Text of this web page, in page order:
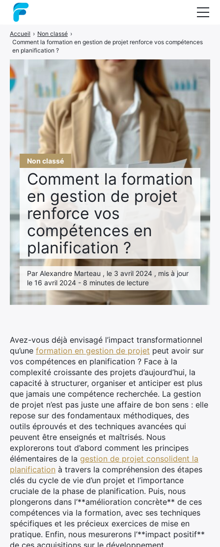
Non classé
Comment la formation
en gestion de projet
renforce vos
compétences en
planification ?
Par Alexandre Marteau , le 3 avril 2024 , mis à jour
le 16 avril 2024 - 8 minutes de lecture
Accueil › Non classé ›
Comment la formation en gestion de projet renforce vos compétences
en planification ?
Avez-vous déjà envisagé l’impact transformationnel
qu’une formation en gestion de projet peut avoir sur
vos compétences en planification ? Face à la
complexité croissante des projets d’aujourd’hui, la
capacité à structurer, organiser et anticiper est plus
que jamais une compétence recherchée. La gestion
de projet n’est pas juste une affaire de bon sens : elle
repose sur des fondamentaux méthodiques, des
outils éprouvés et des techniques avancées qui
peuvent être enseignés et maîtrisés. Nous
explorerons tout d’abord comment les principes
élémentaires de la gestion de projet consolident la
planification à travers la compréhension des étapes
clés du cycle de vie d’un projet et l’importance
cruciale de la phase de planification. Puis, nous
plongerons dans l’**amélioration concrète** de ces
compétences via la formation, avec ses techniques
spécifiques et les précieux exercices de mise en
pratique. Enfin, nous mesurerons l’**impact positif**
de ces acquisitions sur le développement
Nos formations
Coaching
Audit
Guide : les méthodes projets